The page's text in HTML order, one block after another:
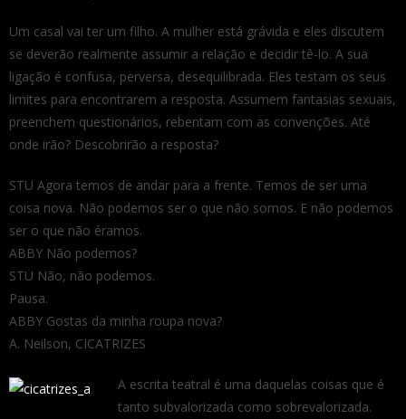
Um casal vai ter um filho. A mulher está grávida e eles discutem
se deverão realmente assumir a relação e decidir tê-lo. A sua
ligação é confusa, perversa, desequilibrada. Eles testam os seus
limites para encontrarem a resposta. Assumem fantasias sexuais,
preenchem questionários, rebentam com as convenções. Até
onde irão? Descobrirão a resposta?
STU Agora temos de andar para a frente. Temos de ser uma
coisa nova. Não podemos ser o que não somos. E não podemos
ser o que não éramos.
ABBY Não podemos?
STU Não, não podemos.
Pausa.
ABBY Gostas da minha roupa nova?
A. Neilson, CICATRIZES
A escrita teatral é uma daquelas coisas que é
tanto subvalorizada como sobrevalorizada.